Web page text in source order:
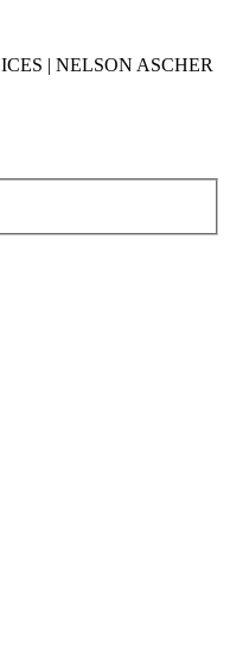
| NELSON ASCHER